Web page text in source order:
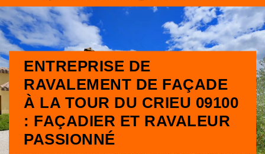
ENTREPRISE DE
RAVALEMENT DE FAÇADE
À LA TOUR DU CRIEU 09100
: FAÇADIER ET RAVALEUR
PASSIONNÉ